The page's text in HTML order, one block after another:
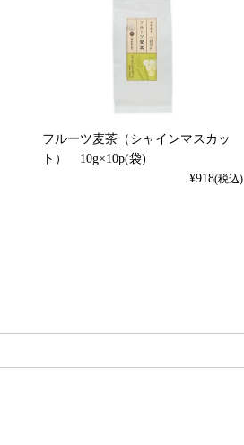
フルーツ麦茶（シャインマスカッ
ト） 10g×10p(袋)
¥918(税込)